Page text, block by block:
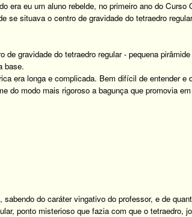
era eu um aluno rebelde, no primeiro ano do
se situava o centro de gravidade do tetraedro
de gravidade do tetraedro regular - pequena
base.
era longa e complicada. Bem difícil de entender
do modo mais rigoroso a bagunça que promovia
sabendo do caráter vingativo do professor, e de
ponto misterioso que fazia com que o